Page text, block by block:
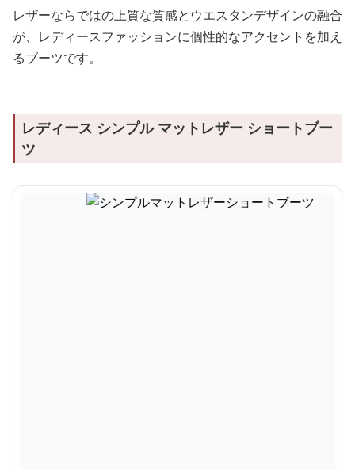
レザーならではの上質な質感とウエスタンデザインの融合
が、レディースファッションに個性的なアクセントを加え
るブーツです。
レディース シンプル マットレザー ショートブー
ツ